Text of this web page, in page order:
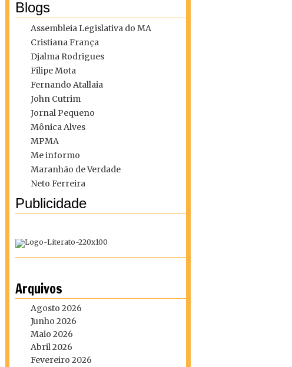
Blogs
Assembleia Legislativa do MA
Cristiana França
Djalma Rodrigues
Filipe Mota
Fernando Atallaia
John Cutrim
Jornal Pequeno
Mônica Alves
MPMA
Me informo
Maranhão de Verdade
Neto Ferreira
Publicidade
Arquivos
Agosto 2026
Junho 2026
Maio 2026
Abril 2026
Fevereiro 2026